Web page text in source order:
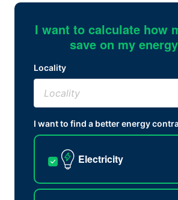
I want to calculate how
save on my
Locality
I want to find a better energy
Electricity